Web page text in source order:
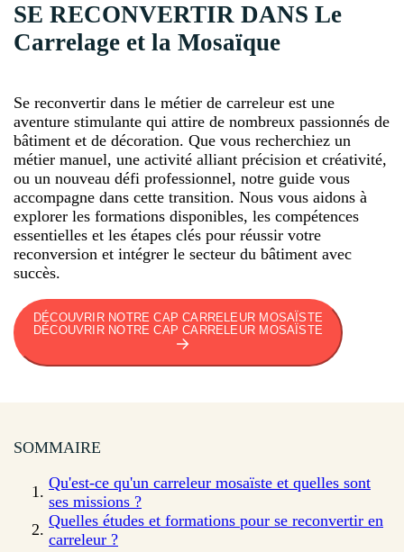
SE RECONVERTIR DANS Le
Carrelage et la Mosaïque
Se reconvertir dans le métier de carreleur est une
aventure stimulante qui attire de nombreux passionnés de
bâtiment et de décoration. Que vous recherchiez un
métier manuel, une activité alliant précision et créativité,
ou un nouveau défi professionnel, notre guide vous
accompagne dans cette transition. Nous vous aidons à
explorer les formations disponibles, les compétences
essentielles et les étapes clés pour réussir votre
reconversion et intégrer le secteur du bâtiment avec
succès.
DÉCOUVRIR NOTRE CAP CARRELEUR MOSAÏSTE
DÉCOUVRIR NOTRE CAP CARRELEUR MOSAÏSTE
SOMMAIRE
Qu'est-ce qu'un carreleur mosaïste et quelles sont
ses missions ?
Quelles études et formations pour se reconvertir en
carreleur ?